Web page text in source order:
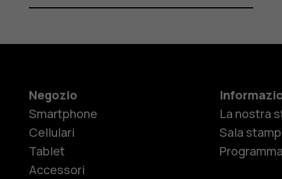
Negozio
Smartphone
Cellulari
Tablet
Accessori
La nostra
Sala